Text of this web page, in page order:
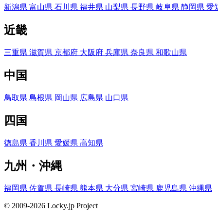
新潟県 富山県 石川県 福井県 山梨県 長野県 岐阜県 静岡県 愛
近畿
三重県 滋賀県 京都府 大阪府 兵庫県 奈良県 和歌山県
中国
鳥取県 島根県 岡山県 広島県 山口県
四国
徳島県 香川県 愛媛県 高知県
九州・沖縄
福岡県 佐賀県 長崎県 熊本県 大分県 宮崎県 鹿児島県 沖縄県
© 2009-2026 Locky.jp Project